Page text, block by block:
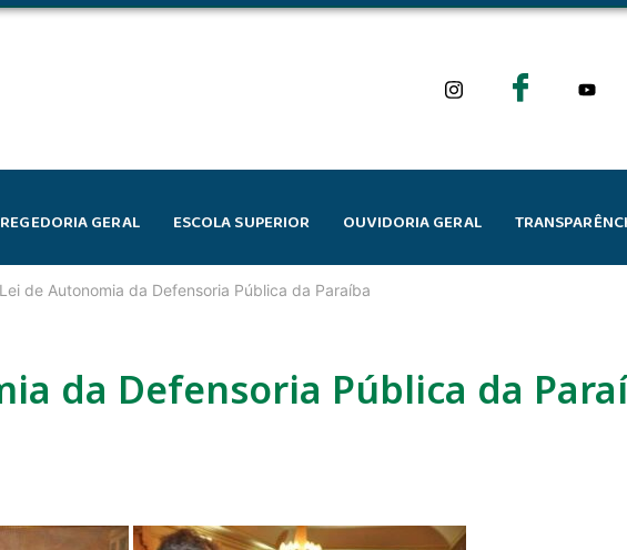
GERAL ESCOLA SUPERIOR OUVIDORIA GERAL
de Autonomia da Defensoria Pública da Paraíba
da Defensoria Pública da